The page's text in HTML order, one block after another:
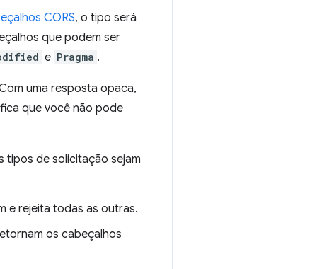
CORS, o tipo será
que podem ser
e Pragma .
uma resposta opaca,
que você não pode
tipos de solicitação sejam
e rejeita todas as outras.
os cabeçalhos